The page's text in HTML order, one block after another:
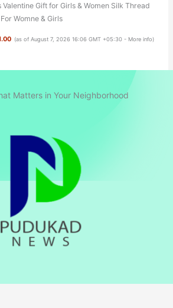
Gift for Girls & Women Silk Thread
Womne & Girls
(as of August 7, 2026 16:06 GMT +05:30 - More info)
Matters in Your Neighborhood